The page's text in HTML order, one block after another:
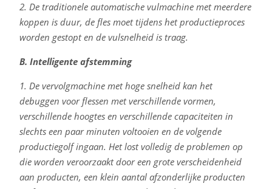
2. De traditionele automatische vulmachine met meerdere
koppen is duur, de fles moet tijdens het productieproces
worden gestopt en de vulsnelheid is traag.
B. Intelligente afstemming
1. De vervolgmachine met hoge snelheid kan het
debuggen voor flessen met verschillende vormen,
verschillende hoogtes en verschillende capaciteiten in
slechts een paar minuten voltooien en de volgende
productiegolf ingaan. Het lost volledig de problemen op
die worden veroorzaakt door een grote verscheidenheid
aan producten, een klein aantal afzonderlijke producten